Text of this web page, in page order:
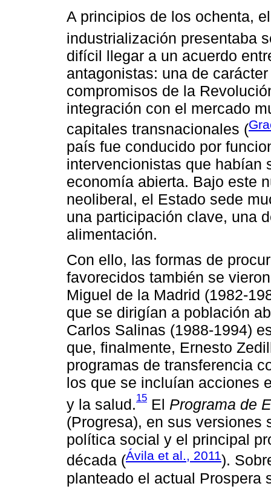
A principios de los ochenta,
industrialización presentaba
difícil llegar a un acuerdo
antagonistas: una de
compromisos de la
integración con el mercado
capitales transnacionales (
país fue conducido por
intervencionistas que habían
economía abierta. Bajo este
neoliberal, el Estado sede
una participación clave, una
alimentación.
Con ello, las formas de
favorecidos también se
Miguel de la Madrid (1982-
que se dirigían a población
Carlos Salinas (1988-1994)
que, finalmente, Ernesto
programas de transferencia
los que se incluían acciones
y la salud.15 El Programa de
(Progresa), en sus versiones
política social y el principal
década (Ávila et al., 2011).
planteado el actual Prospera